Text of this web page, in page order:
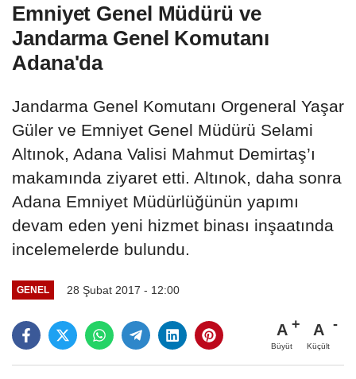
Emniyet Genel Müdürü ve
Jandarma Genel Komutanı
Adana'da
Jandarma Genel Komutanı Orgeneral Yaşar
Güler ve Emniyet Genel Müdürü Selami
Altınok, Adana Valisi Mahmut Demirtaş’ı
makamında ziyaret etti. Altınok, daha sonra
Adana Emniyet Müdürlüğünün yapımı
devam eden yeni hizmet binası inşaatında
incelemelerde bulundu.
GENEL 28 Şubat 2017 - 12:00
A
Büyüt
A
Küçült